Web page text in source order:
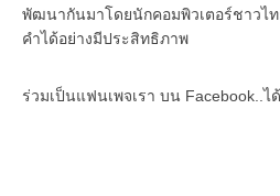
พัฒนากันมาโดยนักคอมพิวเตอร์ชาวไ
คำได้อย่างมีประสิทธิภาพ
ร่วมเป็นแฟนเพจเรา บน Facebook..ไ